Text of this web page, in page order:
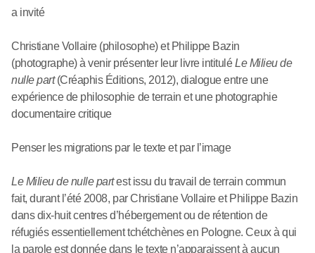
a invité
Christiane Vollaire (philosophe) et Philippe Bazin
(photographe) à venir présenter leur livre intituléLe Milieu de
nulle part(Créaphis Éditions, 2012), dialogue entre une
expérience de philosophie de terrain et une photographie
documentaire critique
Penser les migrations par le texte et par l’image
Le Milieu de nulle partest issu du travail de terrain commun
fait, durant l’été 2008, par Christiane Vollaire et Philippe Bazin
dans dix-huit centres d’hébergement ou de rétention de
réfugiés essentiellement tchétchènes en Pologne. Ceux à qui
la parole est donnée dans le texte n’apparaissent à aucun